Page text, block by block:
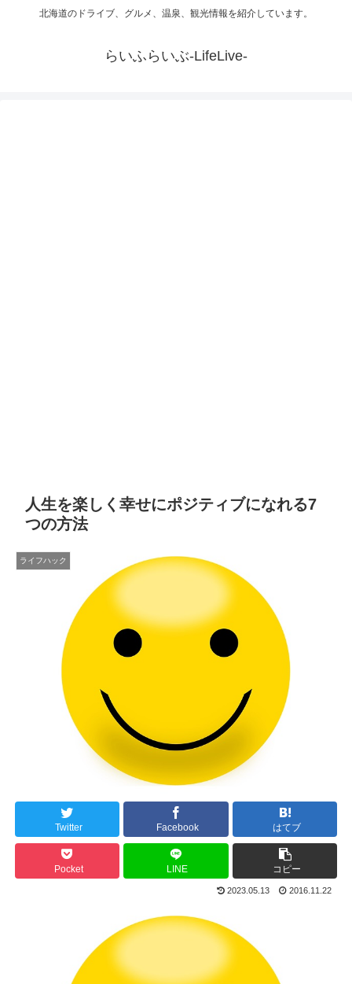
北海道のドライブ、グルメ、温泉、観光情報を紹介しています。
らいふらいぶ-LifeLive-
人生を楽しく幸せにポジティブになれる7
つの方法
ライフハック
Twitter Facebook はてブ
Pocket LINE コピー
2023.05.13 2016.11.22